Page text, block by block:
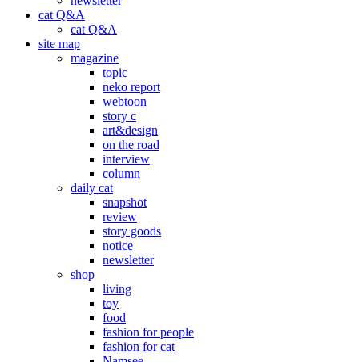
cat Q&A
cat Q&A
site map
magazine
topic
neko report
webtoon
story c
art&design
on the road
interview
column
daily cat
snapshot
review
story goods
notice
newsletter
shop
living
toy
food
fashion for people
fashion for cat